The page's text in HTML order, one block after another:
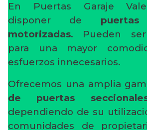
En Puertas Garaje
disponer de
motorizadas. Pueden ser
para una mayor
esfuerzos innecesarios.
Ofrecemos una amplia
de puertas
dependiendo de su
comunidades de